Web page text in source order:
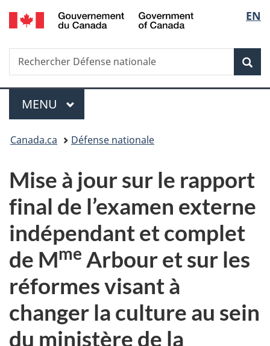
Passer
au
principal
Passer
à
Au
du
Passer
à
version
simplifiée
de
la
EN
Recherche
Rechercher
Défense
Menu
MENU PRINCIPAL
Vous
ici :
Canada.ca Défense nationale
Mise à jour sur le rapport
final de l’examen externe
indépendant et complet
de Mme Arbour et sur les
réformes visant à
changer la culture au sein
du ministère de la